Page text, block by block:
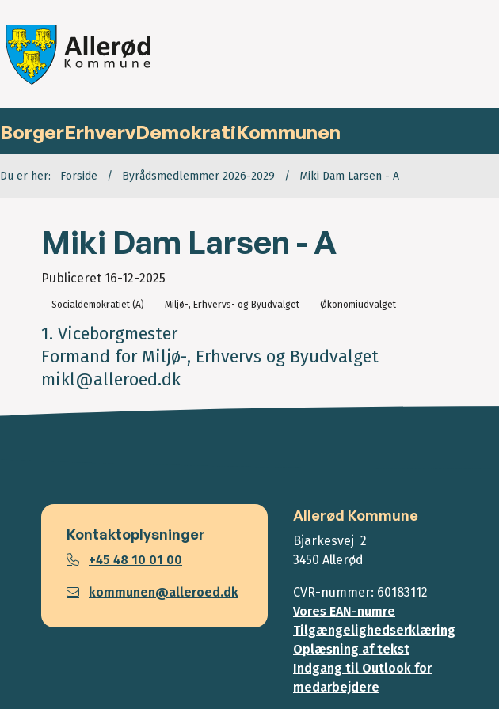
BorgerErhvervDemokratiKommunen
Du er her: Forside Byrådsmedlemmer 2026-2029 Miki Dam Larsen - A
Miki Dam Larsen - A
Publiceret 16-12-2025
Socialdemokratiet (A) Miljø-, Erhvervs- og Byudvalget Økonomiudvalget
1. Viceborgmester
Formand for Miljø-, Erhvervs og Byudvalget
mikl@alleroed.dk
Kontaktoplysninger
+45 48 10 01 00
kommunen@alleroed.dk
Allerød Kommune
Bjarkesvej 2
3450 Allerød
CVR-nummer: 60183112
Vores EAN-numre
Tilgængelighedserklæring
Oplæsning af tekst
Indgang til Outlook for
medarbejdere